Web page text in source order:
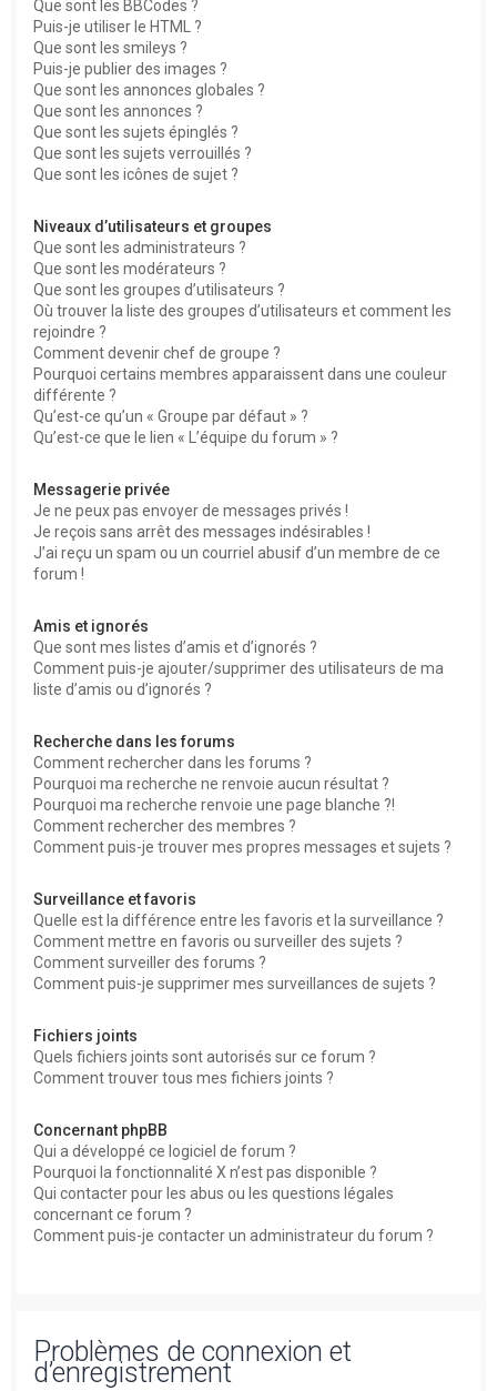
Que sont les BBCodes ?
Puis-je utiliser le HTML ?
Que sont les smileys ?
Puis-je publier des images ?
Que sont les annonces globales ?
Que sont les annonces ?
Que sont les sujets épinglés ?
Que sont les sujets verrouillés ?
Que sont les icônes de sujet ?
Niveaux d’utilisateurs et groupes
Que sont les administrateurs ?
Que sont les modérateurs ?
Que sont les groupes d’utilisateurs ?
Où trouver la liste des groupes d’utilisateurs et comment les
rejoindre ?
Comment devenir chef de groupe ?
Pourquoi certains membres apparaissent dans une couleur
différente ?
Qu’est-ce qu’un « Groupe par défaut » ?
Qu’est-ce que le lien « L’équipe du forum » ?
Messagerie privée
Je ne peux pas envoyer de messages privés !
Je reçois sans arrêt des messages indésirables !
J’ai reçu un spam ou un courriel abusif d’un membre de ce
forum !
Amis et ignorés
Que sont mes listes d’amis et d’ignorés ?
Comment puis-je ajouter/supprimer des utilisateurs de ma
liste d’amis ou d’ignorés ?
Recherche dans les forums
Comment rechercher dans les forums ?
Pourquoi ma recherche ne renvoie aucun résultat ?
Pourquoi ma recherche renvoie une page blanche ?!
Comment rechercher des membres ?
Comment puis-je trouver mes propres messages et sujets ?
Surveillance et favoris
Quelle est la différence entre les favoris et la surveillance ?
Comment mettre en favoris ou surveiller des sujets ?
Comment surveiller des forums ?
Comment puis-je supprimer mes surveillances de sujets ?
Fichiers joints
Quels fichiers joints sont autorisés sur ce forum ?
Comment trouver tous mes fichiers joints ?
Concernant phpBB
Qui a développé ce logiciel de forum ?
Pourquoi la fonctionnalité X n’est pas disponible ?
Qui contacter pour les abus ou les questions légales
concernant ce forum ?
Comment puis-je contacter un administrateur du forum ?
Problèmes de connexion et
d’enregistrement